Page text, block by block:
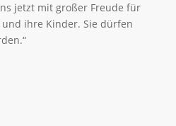
jetzt mit großer Freude für
ihre Kinder. Sie dürfen